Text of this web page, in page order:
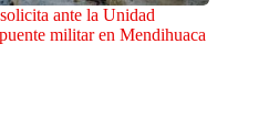
ante la Unidad
militar en Mendihuaca